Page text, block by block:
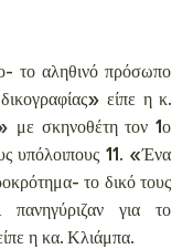
το αληθινό πρόσωπο
είπε η κ.
με σκηνοθέτη τον 1ο
υπόλοιπους 11. «Ένα
το δικό τους
πανηγύριζαν για το
η κα. Κλιάμπα.